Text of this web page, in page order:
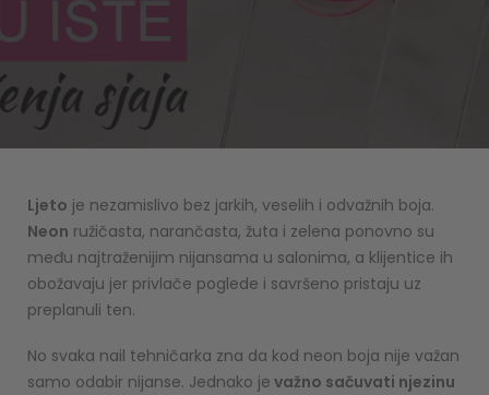
Ljeto je nezamislivo bez jarkih, veselih i odvažnih boja.
Neon ružičasta, narančasta, žuta i zelena ponovno su
među najtraženijim nijansama u salonima, a klijentice ih
obožavaju jer privlače poglede i savršeno pristaju uz
preplanuli ten.
No svaka nail tehničarka zna da kod neon boja nije važan
samo odabir nijanse. Jednako je važno sačuvati njezinu